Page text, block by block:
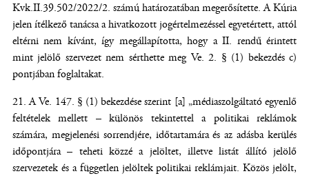
Kvk.II.39.502/2022/2. számú határozatában megerősítette. A Kúria
jelen ítélkező tanácsa a hivatkozott jogértelmezéssel egyetértett, attól
eltérni nem kívánt, így megállapította, hogy a II. rendű érintett
mint jelölő szervezet nem sérthette meg Ve. 2. § (1) bekezdés c)
pontjában foglaltakat.
A Ve. 147. § (1) bekezdése szerint [a] „médiaszolgáltató egyenlő
feltételek mellett – különös tekintettel a politikai reklámok
számára, megjelenési sorrendjére, időtartamára és az adásba kerülés
időpontjára – teheti közzé a jelöltet, illetve listát állító jelölő
szervezetek és a független jelöltek politikai reklámjait. Közös jelölt,